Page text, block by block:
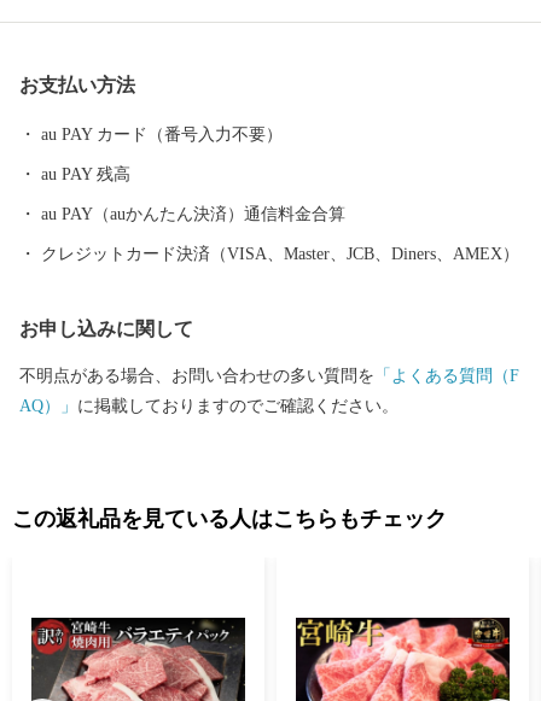
は獲れたての伊勢海老や岩ガキ、カンパチなどの魚介類。 山や大
地からは、桃や葡萄、たけのこなど瑞々しい果物や野菜をはじ
の鮎やなは300年以上続く漁法で、規模・漁獲量ともに日本最大級
の「秋の風物詩」です。 他にも、多くのグルメや清流から生まれ
る日本酒、ビール、焼酎の三蔵の逸品も自慢です。 寄附を通じて
けると幸いです。
お支払い方法
au PAY カード（番号入力不要）
au PAY 残高
au PAY（auかんたん決済）通信料金合算
クレジットカード決済（VISA、Master、JCB、Diners、AMEX）
お申し込みに関して
不明点がある場合、お問い合わせの多い質問を 「よくある質問（F
AQ）」 に掲載しておりますのでご確認ください。
この返礼品を見ている人はこちらもチェック